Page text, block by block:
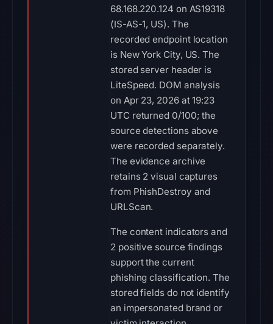
68.168.220.124 on AS19318
(IS-AS-1, US). The
recorded endpoint location
is New York City, US. The
stored server header is
LiteSpeed. DOM analysis
on Apr 23, 2026 at 19:23
UTC returned 0/100; the
source detections above
were recorded separately.
The evidence archive
retains 2 visual captures
from PhishDestroy and
URLScan.
The content indicators and
2 positive source findings
support the current
phishing classification. The
stored fields do not identify
an impersonated brand or